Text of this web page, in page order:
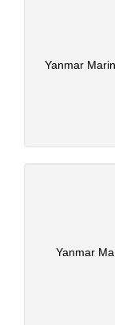
Yanmar
Yanmar